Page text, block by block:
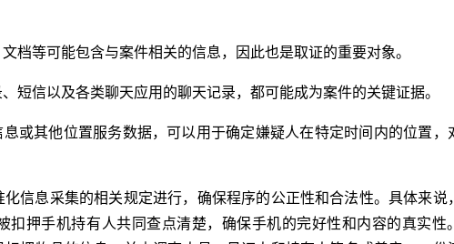
档等可能包含与案件相关的信息，因此也是取证的重要对象。
短信以及各类聊天应用的聊天记录，都可能成为案件的关键证据。
或其他位置服务数据，可以用于确定嫌疑人在特定时间内的位置，
信息采集的相关规定进行，确保程序的公正性和合法性。具体来说
扣押手机持有人共同查点清楚，确保手机的完好性和内容的真实性